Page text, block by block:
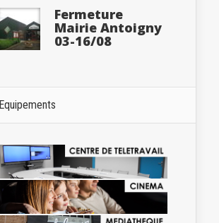
Fermeture
Mairie Antoigny
03-16/08
Equipements